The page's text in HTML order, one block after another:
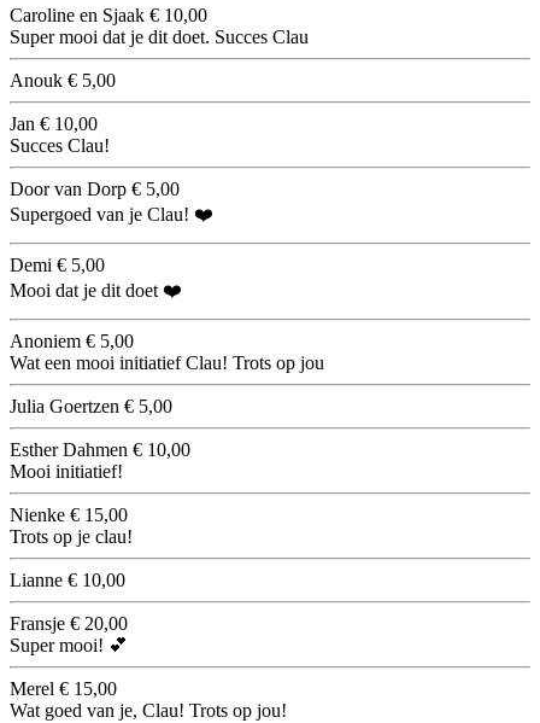
Caroline en Sjaak € 10,00
Super mooi dat je dit doet. Succes Clau
Anouk € 5,00
Jan € 10,00
Succes Clau!
Door van Dorp € 5,00
Supergoed van je Clau! ❤️
Demi € 5,00
Mooi dat je dit doet ❤️
Anoniem € 5,00
Wat een mooi initiatief Clau! Trots op jou
Julia Goertzen € 5,00
Esther Dahmen € 10,00
Mooi initiatief!
Nienke € 15,00
Trots op je clau!
Lianne € 10,00
Fransje € 20,00
Super mooi! 💕
Merel € 15,00
Wat goed van je, Clau! Trots op jou!